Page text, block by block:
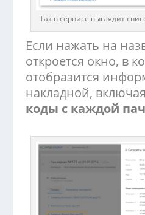
Так в сервисе выглядит
Если нажать на
откроется окно, в
отобразится
накладной,
коды с каждой